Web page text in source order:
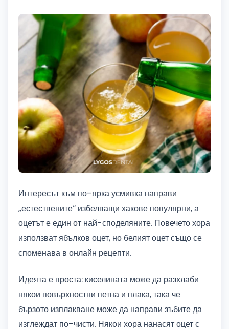
Интересът към по-ярка усмивка направи
„естествените“ избелващи хакове популярни, а
оцетът е един от най-споделяните. Повечето хора
използват ябълков оцет, но белият оцет също се
споменава в онлайн рецепти.
Идеята е проста: киселината може да разхлаби
някои повърхностни петна и плака, така че
бързото изплакване може да направи зъбите да
изглеждат по-чисти. Някои хора нанасят оцет с